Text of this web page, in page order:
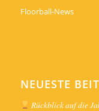
Floorball-News
NEUESTE
Rückblick auf die